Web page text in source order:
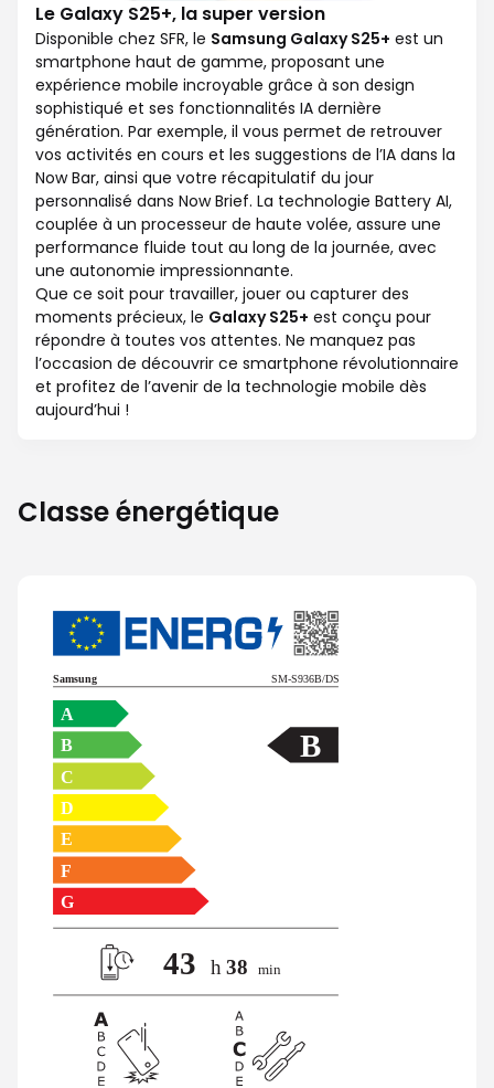
Le Galaxy S25+, la super version
Disponible chez SFR, le Samsung Galaxy S25+ est un
smartphone haut de gamme, proposant une
expérience mobile incroyable grâce à son design
sophistiqué et ses fonctionnalités IA dernière
génération. Par exemple, il vous permet de retrouver
vos activités en cours et les suggestions de l’IA dans la
Now Bar, ainsi que votre récapitulatif du jour
personnalisé dans Now Brief. La technologie Battery AI,
couplée à un processeur de haute volée, assure une
performance fluide tout au long de la journée, avec
une autonomie impressionnante.
Que ce soit pour travailler, jouer ou capturer des
moments précieux, le Galaxy S25+ est conçu pour
répondre à toutes vos attentes. Ne manquez pas
l’occasion de découvrir ce smartphone révolutionnaire
et profitez de l’avenir de la technologie mobile dès
aujourd’hui !
Classe énergétique